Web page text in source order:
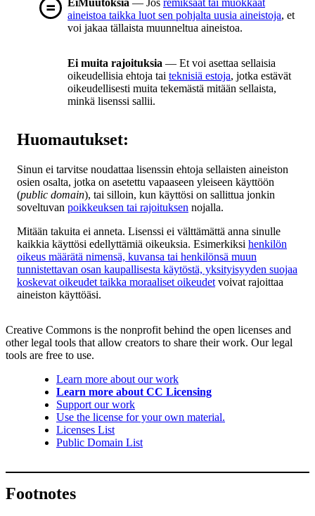
EiMuutoksia — Jos remiksaat tai muokkaat
aineistoa taikka luot sen pohjalta uusia aineistoja, et
voi jakaa tällaista muunneltua aineistoa.
Ei muita rajoituksia — Et voi asettaa sellaisia
oikeudellisia ehtoja tai teknisiä estoja, jotka estävät
oikeudellisesti muita tekemästä mitään sellaista,
minkä lisenssi sallii.
Huomautukset:
Sinun ei tarvitse noudattaa lisenssin ehtoja sellaisten aineiston
osien osalta, jotka on asetettu vapaaseen yleiseen käyttöön
(public domain), tai silloin, kun käyttösi on sallittua jonkin
soveltuvan poikkeuksen tai rajoituksen nojalla.
Mitään takuita ei anneta. Lisenssi ei välttämättä anna sinulle
kaikkia käyttösi edellyttämiä oikeuksia. Esimerkiksi henkilön
oikeus määrätä nimensä, kuvansa tai henkilönsä muun
tunnistettavan osan kaupallisesta käytöstä, yksityisyyden suojaa
koskevat oikeudet taikka moraaliset oikeudet voivat rajoittaa
aineiston käyttöäsi.
Creative Commons is the nonprofit behind the open licenses and
other legal tools that allow creators to share their work. Our legal
tools are free to use.
Learn more about our work
Learn more about CC Licensing
Support our work
Use the license for your own material.
Licenses List
Public Domain List
Footnotes